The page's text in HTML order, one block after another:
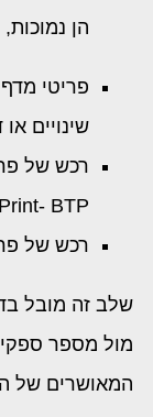
הן
פריטי
שינויים
Print- BTP)
רכש של
שלב זה מובל
מול מספר
המאושרים של